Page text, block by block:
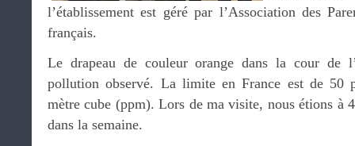
l’établissement est géré par l’Association des
français.
Le drapeau de couleur orange dans la cour de
pollution observé. La limite en France est de 50
mètre cube (ppm). Lors de ma visite, nous étions à
dans la semaine.